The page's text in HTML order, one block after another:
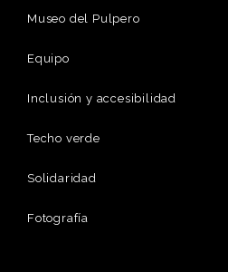
Museo del Pulpero
Equipo
Inclusión y accesibilidad
Techo verde
Solidaridad
Fotografía